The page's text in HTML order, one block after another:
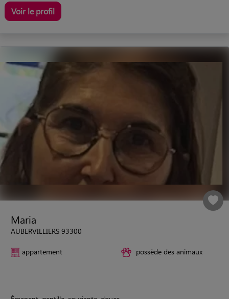
Voir le profil
Maria
AUBERVILLIERS 93300
appartement possède des animaux